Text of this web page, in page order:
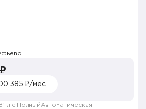
385 ₽/мес
л.с. ПолныйАвтоматическая